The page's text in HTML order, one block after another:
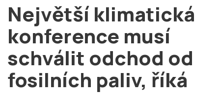
# Brno
# volby
login PŘIHLÁSIT SE
Zapomněli jste heslo?
Největší klimatická
konference musí
schválit odchod od
fosilních paliv, říká